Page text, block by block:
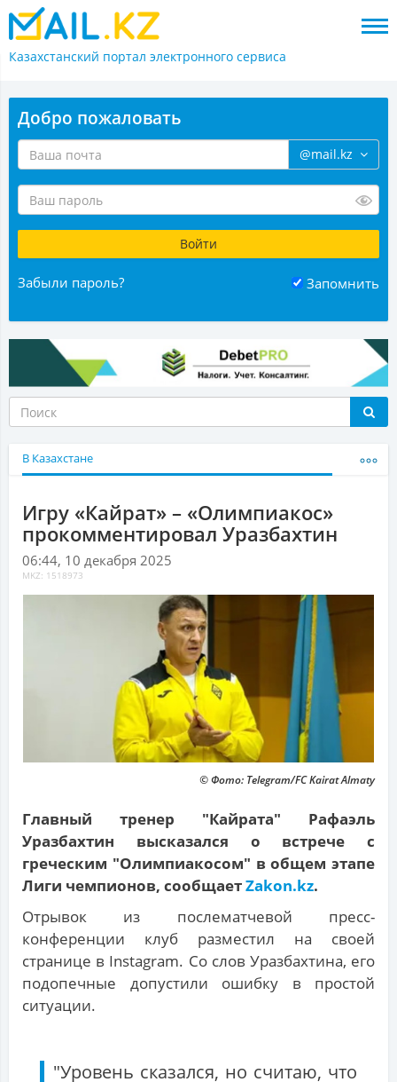
Казахстанский портал электронного сервиса
Добро пожаловать
@mail.kz
Забыли пароль? Запомнить
В Казахстане
Игру «Кайрат» – «Олимпиакос»
прокомментировал Уразбахтин
06:44, 10 декабря 2025
MKZ: 1518973
© Фото: Telegram/FC Kairat Almaty
Главный тренер "Кайрата" Рафаэль
Уразбахтин высказался о встрече с
греческим "Олимпиакосом" в общем этапе
Лиги чемпионов, сообщаетZakon.kz.
Отрывок из послематчевой пресс-
конференции клуб разместил на своей
странице в Instagram. Со слов Уразбахтина, его
подопечные допустили ошибку в простой
ситуации.
"Уровень сказался, но считаю, что